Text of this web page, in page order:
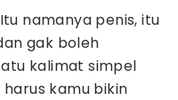
namanya penis, itu
gak boleh
kalimat simpel
kamu bikin